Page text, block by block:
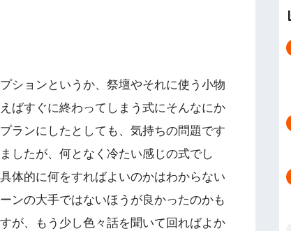
ションというか、祭壇やそれに使う小物
ばすぐに終わってしまう式にそんなにか
ランにしたとしても、気持ちの問題です
したが、何となく冷たい感じの式でし
体的に何をすればよいのかはわからない
ンの大手ではないほうが良かったのかも
が、もう少し色々話を聞いて回ればよか